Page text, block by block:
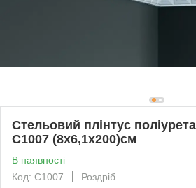
Стельовий плінтус
C1007 (8х6,1х200)см
В наявності
Код: C1007
Роздріб